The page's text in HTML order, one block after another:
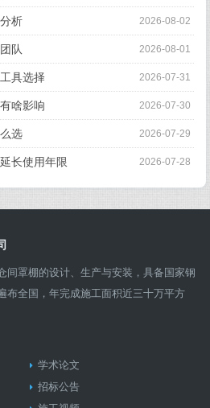
2026-08-02
析
2026-08-01
队
2026-07-31
具选择
2026-07-30
啥影响
2026-07-29
选
2026-07-28
长使用年限
间罩棚的设计、生产与安装，具备国家钢
布全国，年完成施工面积近三十万平方
学术论文
招标公告